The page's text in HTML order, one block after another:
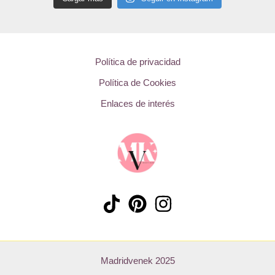
Política de privacidad
Política de Cookies
Enlaces de interés
Madridvenek 2025